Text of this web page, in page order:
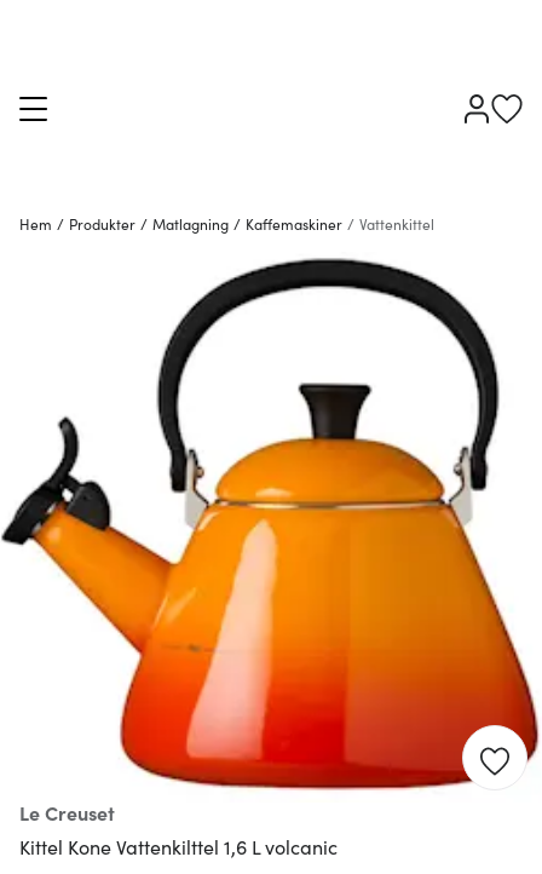
Hem / Produkter / Matlagning / Kaffemaskiner / Vattenkittel
Le Creuset
Kittel Kone Vattenkilttel 1,6 L volcanic